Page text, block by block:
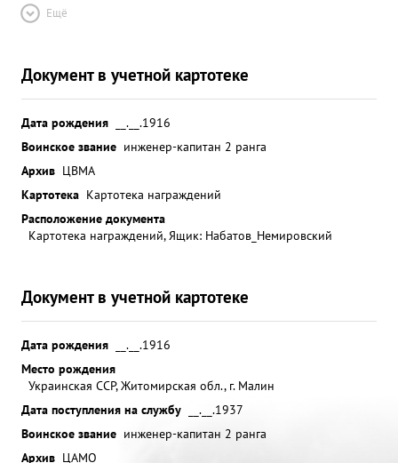
Ещё
Документ в учетной картотеке
Дата рождения
__.__.1916
Воинское звание инженер-капитан 2 ранга
Архив ЦВМА
Картотека Картотека награждений
Расположение документа
Картотека награждений, Ящик: Набатов_Немировский
Документ в учетной картотеке
Дата рождения
__.__.1916
Место рождения
Украинская ССР, Житомирская обл., г. Малин
Дата поступления на службу
__.__.1937
Воинское звание инженер-капитан 2 ранга
Архив ЦАМО